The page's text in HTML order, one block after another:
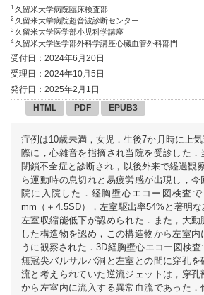
1 久留米大学病院臨床検査部
2 久留米大学病院超音波診断センター
3 久留米大学医学部小児科学講座
4 久留米大学医学部外科学講座心臓血管外科部門
受付日：2024年6月20日
受理日：2024年10月5日
発行日：2025年2月1日
HTML
PDF EPUB3
症例は10歳未満，女児．生後7か月時に上
際に，心雑音を指摘され当院を受診した
閉鎖不全症と診断され，以後外来で経過観
ら運動時の息切れと易疲労感が出現し，今
院に入院した．経胸壁心エコー図検査
mm（＋4.5SD），左室駆出率54%と著明
左室収縮能低下が認められた．また，大動
した構造物を認め，この構造物から左室内
うに観察された．3D経胸壁心エコー図検
無冠尖バルサルバ洞と左室との間に穿孔を
流と考えられていた逆流ジェットは，穿孔
から左室内に流入する異常血流であった．